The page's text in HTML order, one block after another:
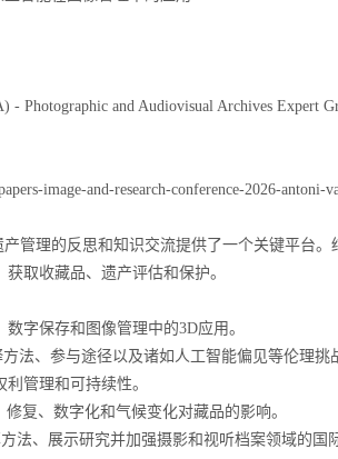
- Photographic and Audiovisual Archives Expert
image-and-research-conference-2026-antoni-
管理的反思和知识交流提供了一个关键平台
取收藏品、遗产评估和保护。
数字保存和图像管理中的3D应用。
法、参与途径以及诸如人工智能偏见等伦理挑
管理和可持续性。
修复、数字化和气候变化对藏品的影响。
法、展示研究并加强摄影和视听档案领域的国